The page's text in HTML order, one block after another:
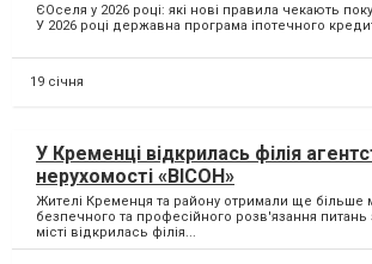
ЄОселя у 2026 році: які нові правила чекають
У 2026 році державна програма іпотечного
19 січня
У Кременці відкрилась філія
нерухомості «ВІСОН»
Жителі Кременця та району отримали ще більше
безпечного та професійного розв'язання питань
місті відкрилась філія...